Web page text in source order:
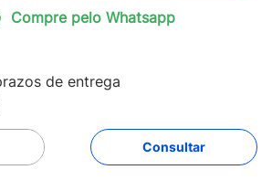
Compre pelo Whatsapp